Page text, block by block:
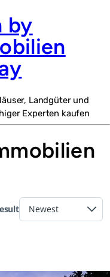
by
Landgüter und
Experten kaufen